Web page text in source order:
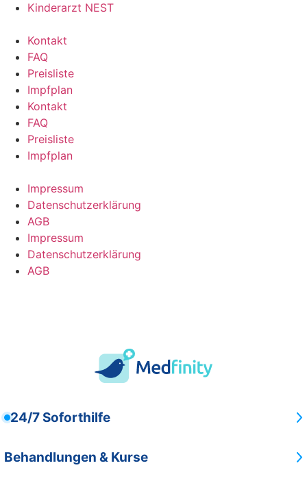
Kinderarzt NEST
Kontakt
FAQ
Preisliste
Impfplan
Kontakt
FAQ
Preisliste
Impfplan
Impressum
Datenschutzerklärung
AGB
Impressum
Datenschutzerklärung
AGB
24/7 Soforthilfe
Behandlungen & Kurse